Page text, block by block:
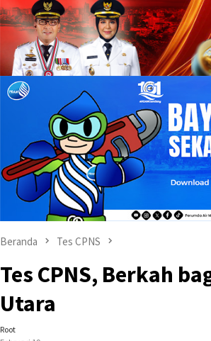
Beranda Tes CPNS
Tes CPNS, Berkah
Utara
Root